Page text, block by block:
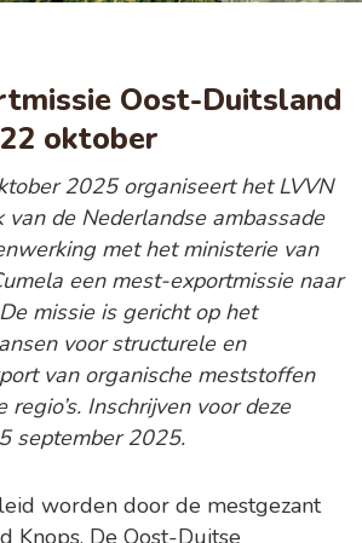
Oost-Duitsland
oktober
2025 organiseert het LVVN
de Nederlandse ambassade
met het ministerie van
een mest-exportmissie naar
missie is gericht op het
voor structurele en
van organische meststoffen
Inschrijven voor deze
september 2025.
worden door de mestgezant
Knops. De Oost-Duitse